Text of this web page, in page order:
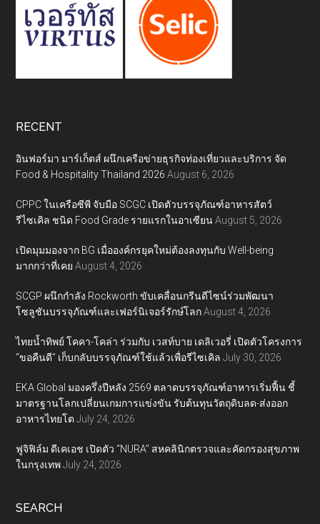
RECENT
อินฟอร์มา มาร์เก็ตส์ ผนึกเครือข่ายธุรกิจท่องเที่ยวและบริการ จัด
Food & Hospitality Thailand 2026 August 6, 2026
CPPC ในเครือซีพี จับมือ SCGC เปิดตัวบรรจุภัณฑ์อาหารสัตว์
รีไซเคิล ชนิด Food Grade รายแรกในอาเซียน August 5, 2026
เปิดมุมมองจาก BG เมื่อองค์กรยุคใหม่ต้องลงทุนกับ Well-being
มากกว่าที่เคย August 4, 2026
SCGP ผนึกกำลัง Rockworth ขับเคลื่อนกรีนดีไซน์ร่วมพัฒนา
โซลูชันบรรจุภัณฑ์และเฟอร์นิเจอร์รักษ์โลก August 4, 2026
ไทยน้ำทิพย์ โคคา-โคล่า ร่วมกับ เวสท์บาย เดลิเวอรี่ เปิดตัวโครงการ
“ขอคืนดี” เก็บกลับบรรจุภัณฑ์ใช้แล้วเพื่อรีไซเคิล July 30, 2026
EKA Global มองครึ่งปีหลัง 2569 ตลาดบรรจุภัณฑ์อาหารเริ่มฟื้น ชี้
มาตรฐานโลกเปลี่ยนเกมการแข่งขัน รับต้นทุนวัตถุดิบลด-ส่งออก
อาหารไทยโต July 24, 2026
ฟูจิฟิล์ม ดีเคเอช เปิดตัว “NURA” สหคลินิกตรวจและคัดกรองสุขภาพ
ในกรุงเทพ July 24, 2026
SEARCH